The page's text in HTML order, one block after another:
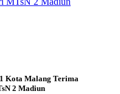
Kota Malang Terima
2 Madiun